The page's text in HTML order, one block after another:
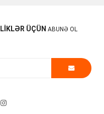
RA0-10-MB1
ÜÇÜN ABUNƏ OL